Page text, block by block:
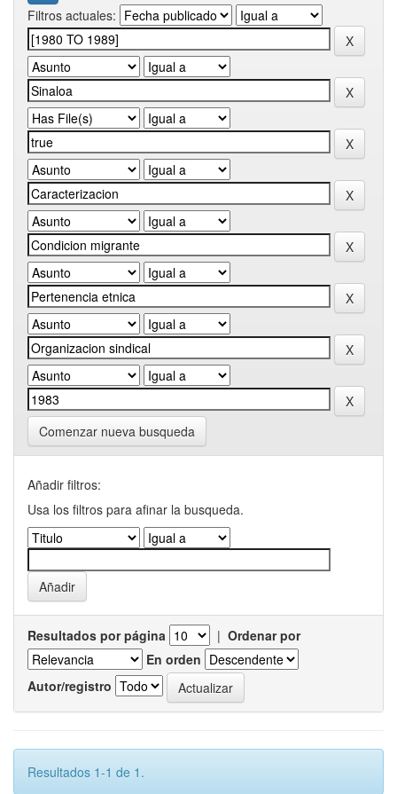
Filtros actuales:
Comenzar nueva busqueda
Añadir filtros:
Usa los filtros para afinar la busqueda.
Resultados por página | Ordenar por
En orden
Autor/registro
Resultados 1-1 de 1.